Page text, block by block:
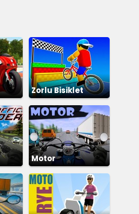
Zorlu Bisiklet
Parkuru
Motor